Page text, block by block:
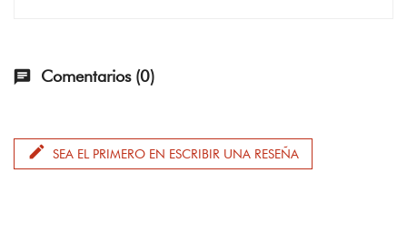
chat Comentarios (0)
edit SEA EL PRIMERO EN ESCRIBIR UNA RESEÑA